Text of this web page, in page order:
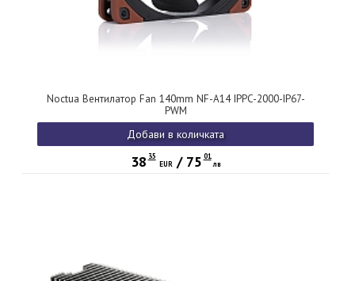
Noctua Вентилатор Fan 140mm NF-A14 IPPC-2000-IP67-
PWM
Добави в количката
38 35
EUR/ 75 01
лв